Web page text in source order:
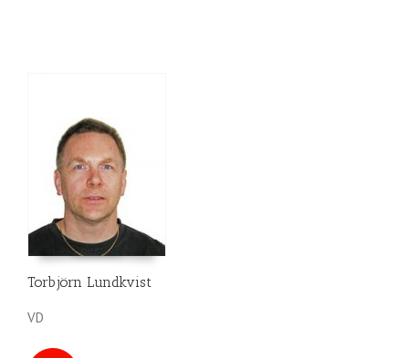
Torbjörn Lundkvist
VD